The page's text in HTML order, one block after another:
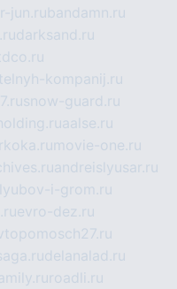
jun.rubandamn.ru
darksand.ru
kompanij.ru
snow-guard.ru
aalse.ru
movie-one.ru
andreislyusar.ru
i-grom.ru
evro-dez.ru
delanalad.ru
roadli.ru